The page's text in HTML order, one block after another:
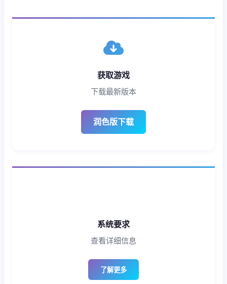
获取游戏
下载最新版本
润色版下载
系统要求
查看详细信息
了解更多